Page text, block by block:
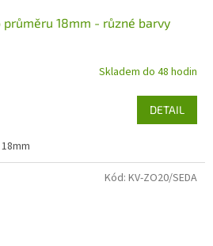
18mm - různé barvy
Skladem do 48 hodin
DETAIL
Kód: KV-ZO20/SEDA